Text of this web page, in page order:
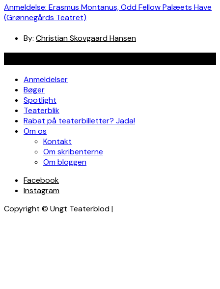
Anmeldelse: Erasmus Montanus, Odd Fellow Palæets Have
(Grønnegårds Teatret)
By: Christian Skovgaard Hansen
Anmeldelser
Bøger
Spotlight
Teaterblik
Rabat på teaterbilletter? Jada!
Om os
Kontakt
Om skribenterne
Om bloggen
Facebook
Instagram
Copyright © Ungt Teaterblod |